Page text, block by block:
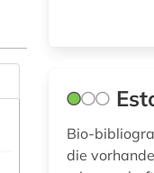
Bio-
die